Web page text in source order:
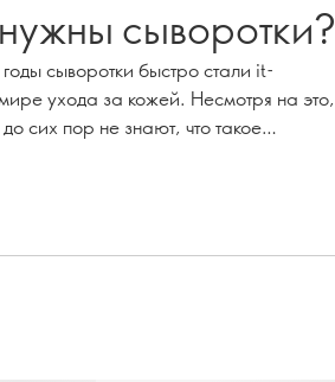
сыворотки?
сыворотки быстро стали it-
ухода за кожей. Несмотря на это,
сих пор не знают, что такое
Орифлэйм в поисках ответов на